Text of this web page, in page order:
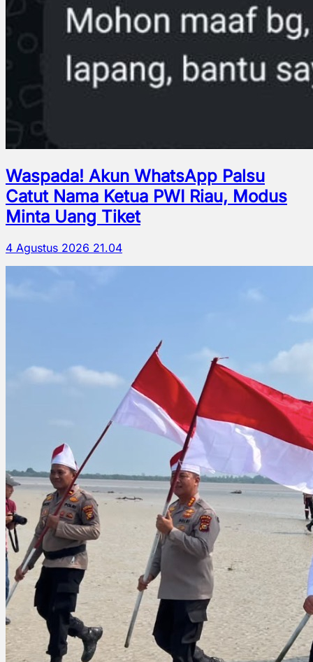
Waspada! Akun WhatsApp Palsu
Catut Nama Ketua PWI Riau, Modus
Minta Uang Tiket
4 Agustus 2026 21.04